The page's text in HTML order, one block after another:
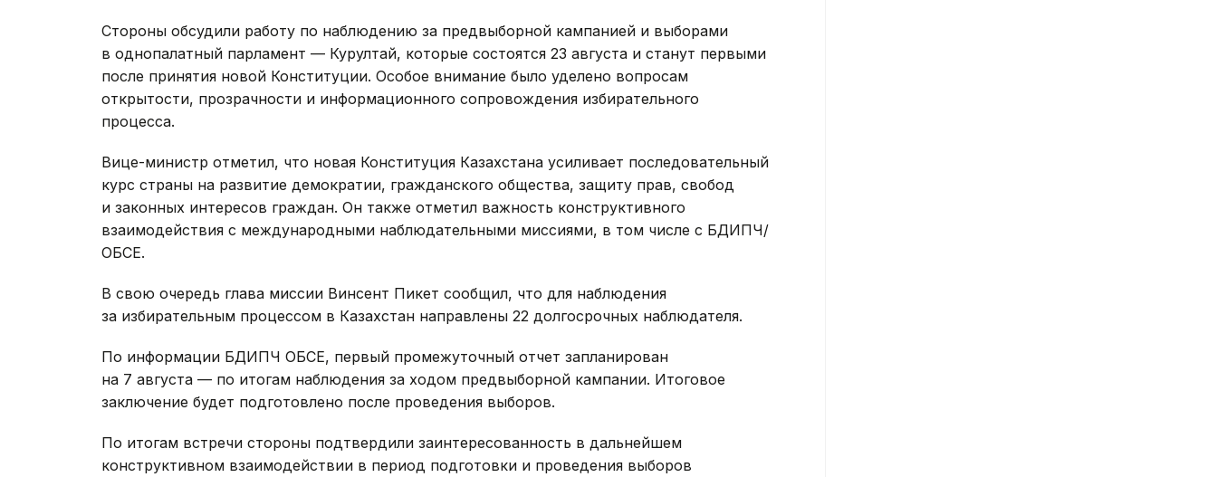
Стороны обсудили работу по наблюдению за предвыборной кампанией и выборами
в однопалатный парламент — Курултай, которые состоятся 23 августа и станут первыми
после принятия новой Конституции. Особое внимание было уделено вопросам
открытости, прозрачности и информационного сопровождения избирательного
процесса.
Вице-министр отметил, что новая Конституция Казахстана усиливает последовательный
курс страны на развитие демократии, гражданского общества, защиту прав, свобод
и законных интересов граждан. Он также отметил важность конструктивного
взаимодействия с международными наблюдательными миссиями, в том числе с БДИПЧ/
ОБСЕ.
В свою очередь глава миссии Винсент Пикет сообщил, что для наблюдения
за избирательным процессом в Казахстан направлены 22 долгосрочных наблюдателя.
По информации БДИПЧ ОБСЕ, первый промежуточный отчет запланирован
на 7 августа — по итогам наблюдения за ходом предвыборной кампании. Итоговое
заключение будет подготовлено после проведения выборов.
По итогам встречи стороны подтвердили заинтересованность в дальнейшем
конструктивном взаимодействии в период подготовки и проведения выборов